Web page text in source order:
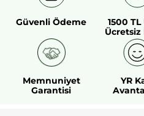
Güvenli Ödeme
1500
Ücretsiz
Memnuniyet
Garantisi
YR